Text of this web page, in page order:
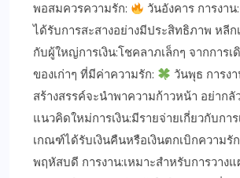
พอสมควรความรัก:
วันอังคาร การงา
ได้รับการสะสางอย่างมีประสิทธิภาพ หลีก
กับผู้ใหญ่การเงิน:โชคลาภเล็กๆ จากการเ
ของเก่าๆ ที่มีค่าความรัก:
วันพุธ การง
สร้างสรรค์จะนำพาความก้าวหน้า อย่ากลั
แนวคิดใหม่การเงิน:มีรายจ่ายเกี่ยวกับกา
เกณฑ์ได้รับเงินคืนหรือเงินตกเบิกความรั
พฤหัสบดี การงาน:เหมาะสำหรับการวาง